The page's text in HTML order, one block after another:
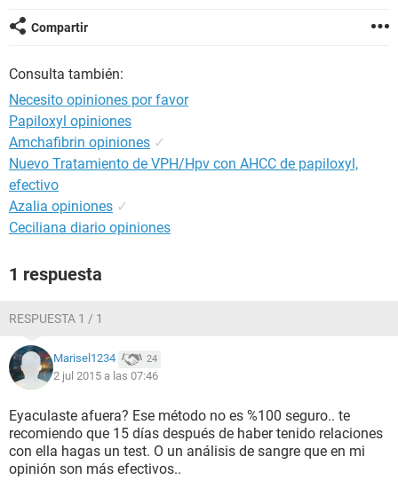
Compartir
Consulta también:
Necesito opiniones por favor
Papiloxyl opiniones
Amchafibrin opiniones ✓
Nuevo Tratamiento de VPH/Hpv con AHCC de papiloxyl,
efectivo
Azalia opiniones ✓
Ceciliana diario opiniones
1 respuesta
RESPUESTA 1 / 1
Marisel1234 24
2 jul 2015 a las 07:46
Eyaculaste afuera? Ese método no es %100 seguro.. te
recomiendo que 15 días después de haber tenido relaciones
con ella hagas un test. O un análisis de sangre que en mi
opinión son más efectivos..